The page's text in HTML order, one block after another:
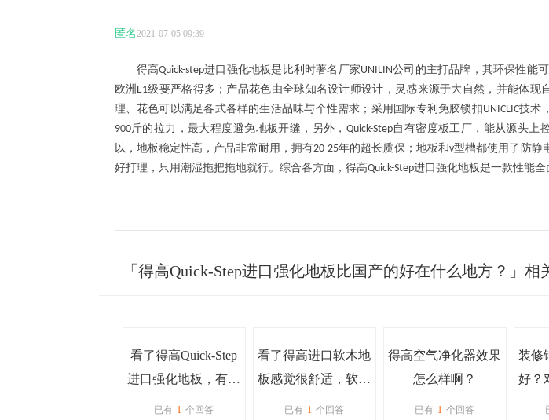
匿名2021-07-05 09:39
得高Quick-step进口强化地板是比利时著名厂家UNILIN公司的主打品牌，其环保性能
欧洲 E1级要严格得多；产品花色由全球知名设计师设计，灵感来源于大自然，并能体现
理、花色可以满足各式各样的生活品味与个性需求；采用国际专利免胶锁扣UNICLIC技术
900斤的拉力，最大程度避免地板开缝，另外， Quick-Step自有密度板工厂，能从源头上
以，地板稳定性高，产品非常耐用，拥有20-25年的超长质保；地板和v型槽都使用了防静
好打理，只用潮湿拖把拖地就行。综合各方面，得高Quick-Step进口强化地板是一款性能全
「得高Quick-Step进口强化地板比国产的好在什么地方？」相
看了得高Quick-Step
进口强化地板，有很
多带V槽的，但都不
已有 1 个回答
看了得高进口软木地
板感觉很舒适，软木
到底是什么呢？
已有 1 个回答
得高空气净化器效果
怎么样啊？
已有 1 个回答
装修
好？
要